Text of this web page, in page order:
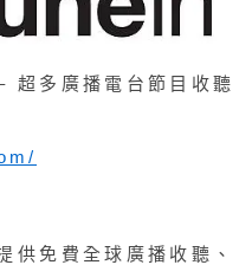
多廣播電台節目收聽
免費全球廣播收聽、